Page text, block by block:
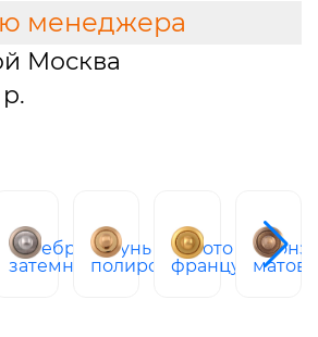
менеджера
Москва
серебро
затемненное
латунь
полированная
золото
французское
бронза